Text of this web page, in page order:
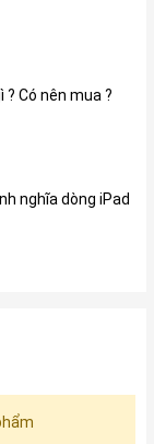
? Có nên mua ?
nghĩa dòng iPad